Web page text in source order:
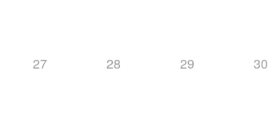
27 28 29 30